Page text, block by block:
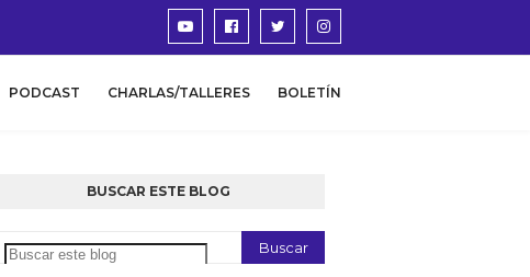
PODCAST CHARLAS/TALLERES BOLETÍN
BUSCAR ESTE BLOG